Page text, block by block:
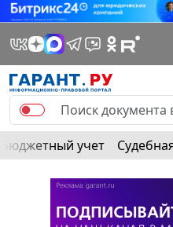
Бюджетный учет